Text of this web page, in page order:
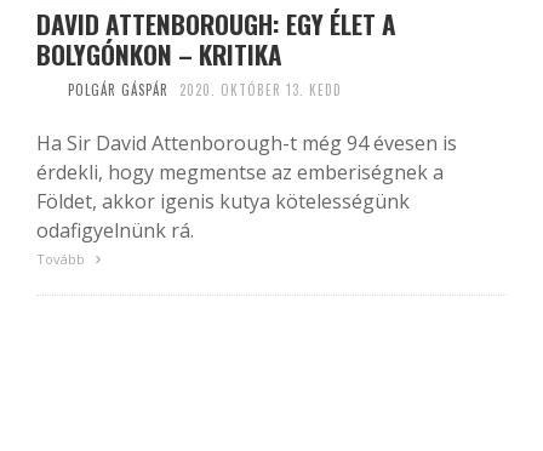
DAVID ATTENBOROUGH: EGY ÉLET A
BOLYGÓNKON – KRITIKA
POLGÁR GÁSPÁR 2020. OKTÓBER 13. KEDD
Ha Sir David Attenborough-t még 94 évesen is
érdekli, hogy megmentse az emberiségnek a
Földet, akkor igenis kutya kötelességünk
odafigyelnünk rá.
Tovább